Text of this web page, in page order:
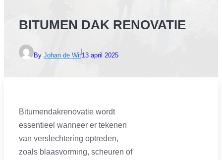
BITUMEN DAK RENOVATIE
By Johan de Wit13 april 2025
Bitumendakrenovatie wordt
essentieel wanneer er tekenen
van verslechtering optreden,
zoals blaasvorming, scheuren of